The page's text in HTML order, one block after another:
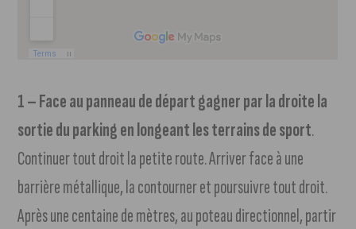
1 – Face au panneau de départ gagner par la droite la
sortie du parking en longeant les terrains de sport.
Continuer tout droit la petite route. Arriver face à une
barrière métallique, la contourner et poursuivre tout droit.
Après une centaine de mètres, au poteau directionnel, partir